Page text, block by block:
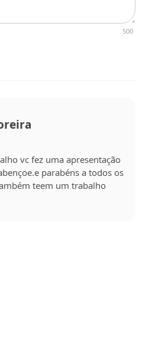
500
vc fez uma apresentação
parabéns a todos os
teem um trabalho